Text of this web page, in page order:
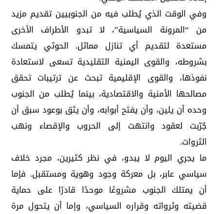
وفي الوقت الذي يُطلب فيه من الجنوبيين تقديم مزيد
من “المرونة السياسية”، لا تبدو الأطراف الأخرى
مستعدة لتقديم أي تنازل مماثل. الحوثي يتمسك
بشروطه، والقوى اليمنية التقليدية تسعى لاستعادة
نفوذها، والقوى الإقليمية تبحث عن ترتيبات تحقق
مصالحها الأمنية والاقتصادية، بينما يُطلب من الجنوب
وحده أن يلين، وأن يفتح أبوابه، وأن يثق بوعود سبق أن
جُرّبت لعقود وانتهت إلى الحروب والإقصاء ونهب
الثروات.
ما يجري اليوم لا يبدو، في نظر كثيرين، مجرد خلاف
سياسي عابر، بل معركة وجود وهوية ومستقبل. فإما
أن يمتلك الجنوب مشروعًا موحدًا قادرًا على حماية
قضيته وثرواته وقراره السياسي، وإما أن يتحول مرة